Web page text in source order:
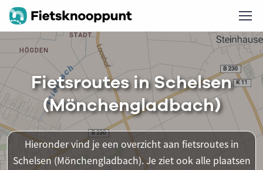
Fietsroutes in Schelsen
(Mönchengladbach)
Hieronder vind je een overzicht aan fietsroutes in
Schelsen (Mönchengladbach). Je ziet ook alle plaatsen